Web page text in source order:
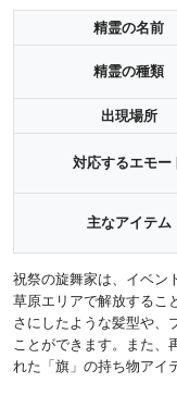
精霊の名前
精霊の種類
出現場所
対応するエモー
主なアイテム
祝祭の旋舞家は、イベン
草原エリアで解放するこ
さにしたような髪型や、
ことができます。また、
れた「旗」の持ち物アイ